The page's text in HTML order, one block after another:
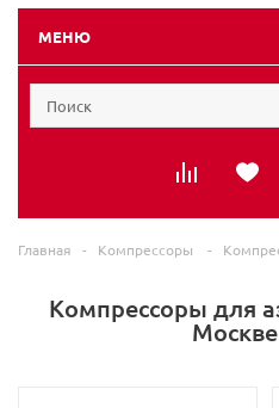
МЕНЮ
Главная - Компрессоры -
Компрессоры для
Москве